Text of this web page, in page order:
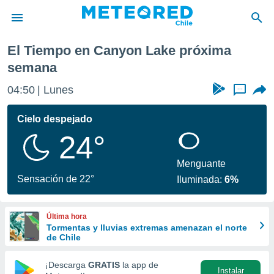
de
para
la
calidad.
a este
forma
digital
El Tiempo en Canyon Lake próxima
semana
04:50 Lunes ...
Cielo despejado
24°
Sensación de 22°
Menguante
Iluminada:6%
Última hora
Tormentas y lluvias extremas amenazan el norte
de Chile
¡Descarga GRATIS la app de
Instalar